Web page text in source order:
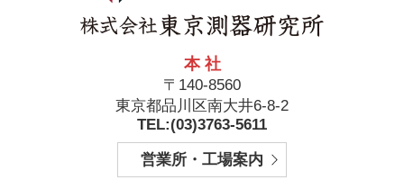
本 社
〒140-8560
東京都品川区南大井6-8-2
TEL:(03)3763-5611
営業所・工場案内